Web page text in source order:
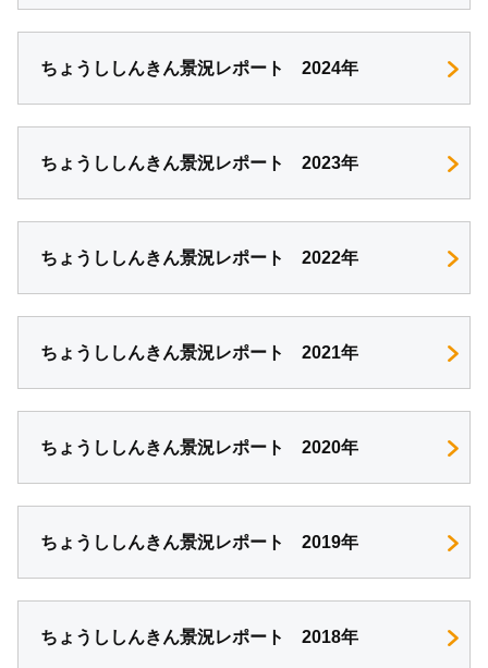
ちょうししんきん景況レポート 2024年
ちょうししんきん景況レポート 2023年
ちょうししんきん景況レポート 2022年
ちょうししんきん景況レポート 2021年
ちょうししんきん景況レポート 2020年
ちょうししんきん景況レポート 2019年
ちょうししんきん景況レポート 2018年